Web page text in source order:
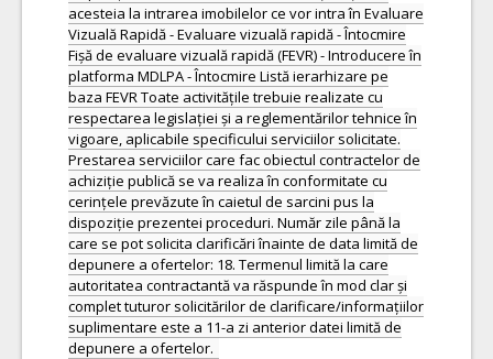
acesteia la intrarea imobilelor ce vor intra în Evaluare
Vizuală Rapidă - Evaluare vizuală rapidă - Întocmire
Fișă de evaluare vizuală rapidă (FEVR) - Introducere în
platforma MDLPA - Întocmire Listă ierarhizare pe
baza FEVR Toate activitățile trebuie realizate cu
respectarea legislației și a reglementărilor tehnice în
vigoare, aplicabile specificului serviciilor solicitate.
Prestarea serviciilor care fac obiectul contractelor de
achiziție publică se va realiza în conformitate cu
cerințele prevăzute în caietul de sarcini pus la
dispoziție prezentei proceduri. Număr zile până la
care se pot solicita clarificări înainte de data limită de
depunere a ofertelor: 18. Termenul limită la care
autoritatea contractantă va răspunde în mod clar și
complet tuturor solicitărilor de clarificare/informațiilor
suplimentare este a 11-a zi anterior datei limită de
depunere a ofertelor.